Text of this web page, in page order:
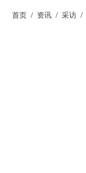
首页 / 资讯 / 采访 /